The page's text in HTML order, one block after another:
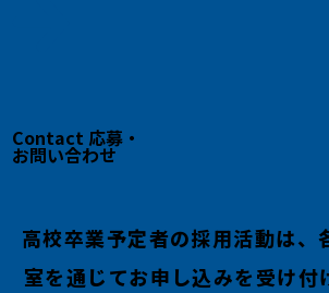
Contact 応募・
お問い合わせ
高校卒業予定者の採用活動は、
室を通じてお申し込みを受け付